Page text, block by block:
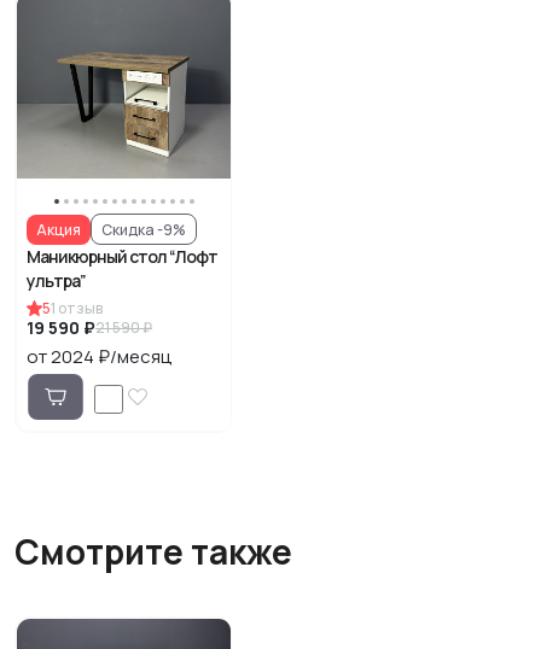
Акция Скидка -9%
Маникюрный стол “Лофт
ультра”
51 отзыв
19 590 ₽21 590 ₽
от 2024 ₽/месяц
Смотрите также